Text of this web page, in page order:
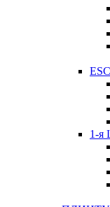
1-я